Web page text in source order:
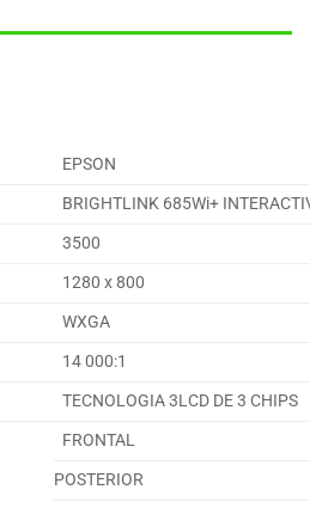
EPSON
BRIGHTLINK 685Wi+
3500
1280 x 800
WXGA
14 000:1
TECNOLOGIA 3LCD DE 3 CHIPS
FRONTAL
POSTERIOR